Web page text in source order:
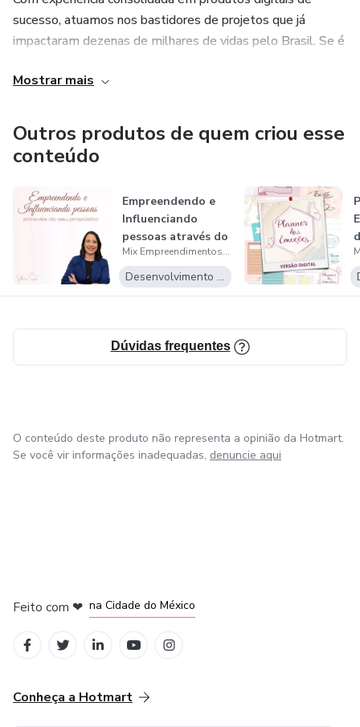
sucesso, atuamos nos bastidores de projetos que já
impactaram dezenas de milhares de vidas pelo Brasil. Se é
Mostrar mais
Outros produtos de quem criou esse
conteúdo
Empreendendo e
Influenciando
pessoas através do
seu propósit...
Mix Empreendimentos Digitais
Desenvolvimento Pessoal
Dúvidas frequentes
O conteúdo deste produto não representa a opinião da Hotmart.
Se você vir informações inadequadas, denuncie aqui
Feito com ❤ na Cidade do México
Conheça a Hotmart